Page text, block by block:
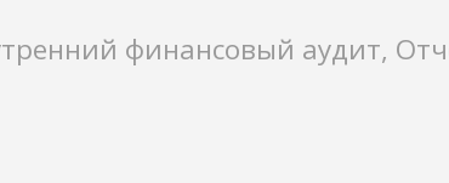
финансовый аудит,